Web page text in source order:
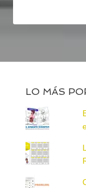
LO MÁS